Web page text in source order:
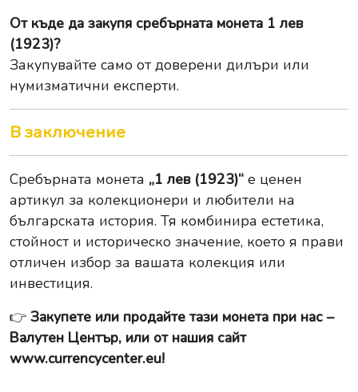
От къде да закупя сребърната монета 1 лев
(1923)?
Закупувайте само от доверени дилъри или
нумизматични експерти.
В заключение
Сребърната монета „1 лев (1923)“ е ценен
артикул за колекционери и любители на
българската история. Тя комбинира естетика,
стойност и историческо значение, което я прави
отличен избор за вашата колекция или
инвестиция.
👉 Закупете или продайте тази монета при нас –
Валутен Център, или от нашия сайт
www.currencycenter.eu!